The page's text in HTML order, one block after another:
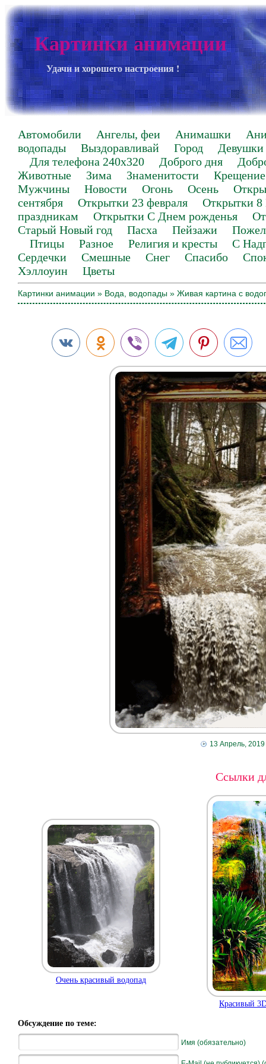
Картинки анимации
Удачи и хорошего настроения !
Автомобили Ангелы, феи Анимашки
водопады
Выздоравливай Город
Девушки
Для телефона 240х320
Доброго дня
Животные
Зима Знаменитости
Крещение
Мужчины
Новости Огонь Осень
сентября
Открытки 23 февраля
Открытки 8
праздникам
Открытки С Днем рожденья
Старый Новый год
Пасха Пейзажи
Птицы
Разное Религия и кресты
С
Сердечки
Смешные Снег Спасибо
Хэллоуин
Цветы
Картинки анимации » Вода, водопады » Живая картина с
13 Апрель, 2019
Ссылки
Очень красивый водопад
Красивый
Обсуждение по теме:
Имя (обязательно)